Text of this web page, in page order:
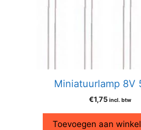
Miniatuurlamp 8V
€1,75 incl. btw
Toevoegen aan